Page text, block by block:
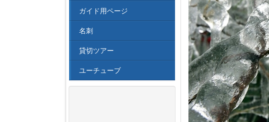
ガイド用ページ
名刺
貸切ツアー
ユーチューブ